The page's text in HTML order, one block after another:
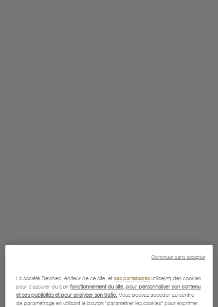
La société Devinlec, éditeur de ce site, etses partenairesutilise(nt) des cookies
pour s'assurer du bonfonctionnement du site, pour personnaliser son contenu
et ses publicités et pour analyser son trafic. Vous pouvez accéder au centre
de paramétrage en utilisant le bouton “paramétrer les cookies” pour exprimer
Continuer sans accepter